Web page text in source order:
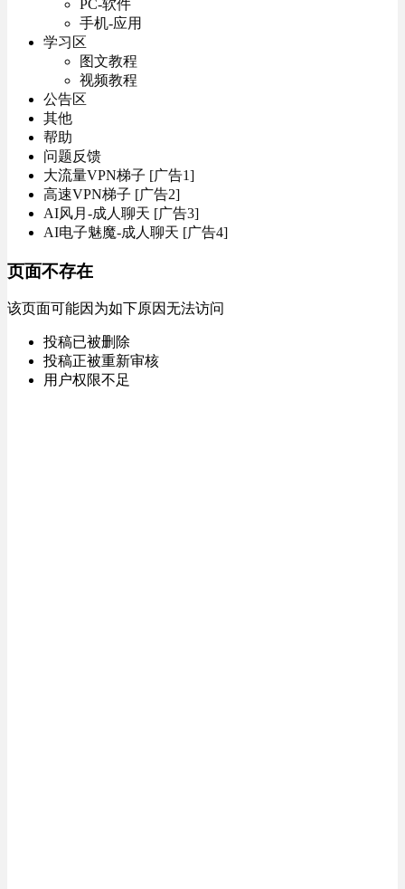
PC-软件
手机-应用
学习区
图文教程
视频教程
公告区
其他
帮助
问题反馈
大流量VPN梯子 [广告1]
高速VPN梯子 [广告2]
AI风月-成人聊天 [广告3]
AI电子魅魔-成人聊天 [广告4]
页面不存在
该页面可能因为如下原因无法访问
投稿已被删除
投稿正被重新审核
用户权限不足